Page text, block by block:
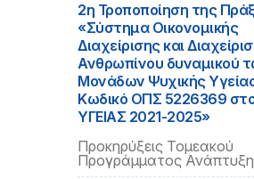
2η Τροποποίηση της
«Σύστημα Οικονομικής
Διαχείρισης και
Ανθρωπίνου δυναμικού
Μονάδων Ψυχικής
Κωδικό ΟΠΣ 5226369
ΥΓΕΙΑΣ 2021-2025»
Προκηρύξεις Τομεακού
Προγράμματος